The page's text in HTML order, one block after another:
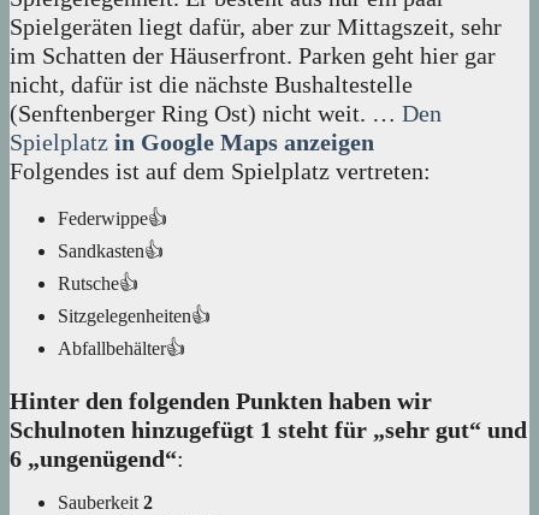
Spielgeräten liegt dafür, aber zur Mittagszeit, sehr
im Schatten der Häuserfront. Parken geht hier gar
nicht, dafür ist die nächste Bushaltestelle
(Senftenberger Ring Ost) nicht weit. … Den
Spielplatz in Google Maps anzeigen
Folgendes ist auf dem Spielplatz vertreten:
Federwippe👍
Sandkasten👍
Rutsche👍
Sitzgelegenheiten👍
Abfallbehälter👍
Hinter den folgenden Punkten haben wir
Schulnoten hinzugefügt 1 steht für „sehr gut“ und
6 „ungenügend“:
Sauberkeit2